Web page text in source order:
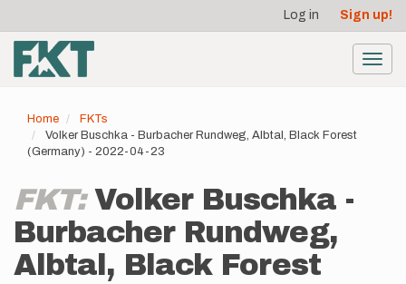
main
content
account
menu
Log in Sign up!
Home
FKTs
Volker Buschka - Burbacher Rundweg, Albtal, Black Forest
(Germany) - 2022-04-23
FKT:Volker Buschka -
Burbacher Rundweg,
Albtal, Black Forest